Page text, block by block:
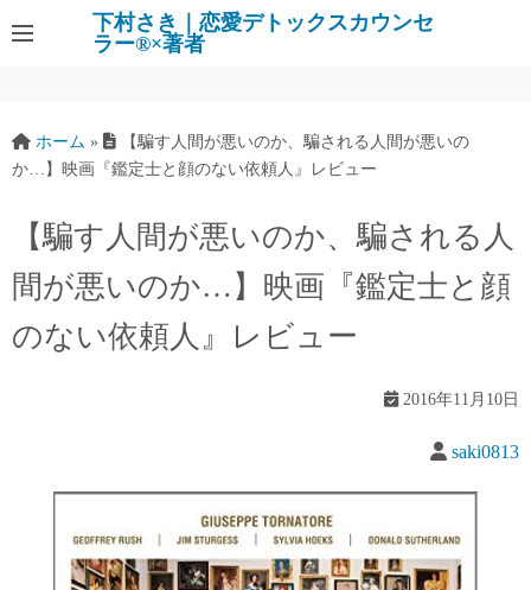
下村さき｜恋愛デトックスカウンセ
ラー®×著者
ホーム »
【騙す人間が悪いのか、騙される人間が悪いの
か…】映画『鑑定士と顔のない依頼人』レビュー
【騙す人間が悪いのか、騙される人
間が悪いのか…】映画『鑑定士と顔
のない依頼人』レビュー
2016年11月10日
saki0813